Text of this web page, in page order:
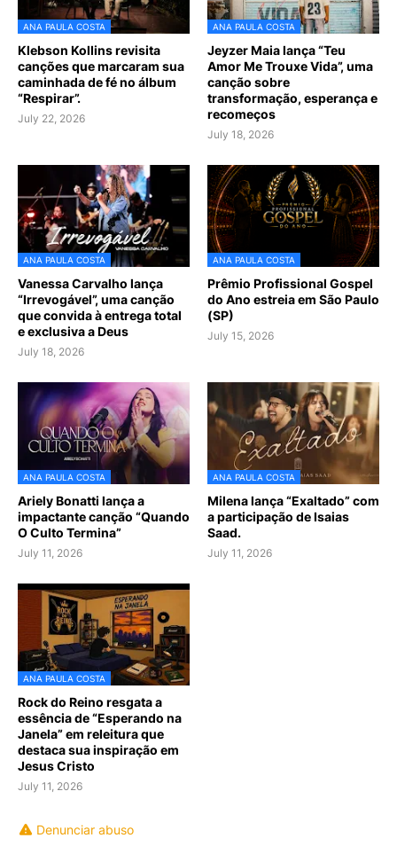
ANA PAULA COSTA
Klebson Kollins revisita
canções que marcaram sua
caminhada de fé no álbum
“Respirar”.
July 22, 2026
ANA PAULA COSTA
Jeyzer Maia lança “Teu
Amor Me Trouxe Vida”, uma
canção sobre
transformação, esperança e
recomeços
July 18, 2026
ANA PAULA COSTA
Vanessa Carvalho lança
“Irrevogável”, uma canção
que convida à entrega total
e exclusiva a Deus
July 18, 2026
ANA PAULA COSTA
Prêmio Profissional Gospel
do Ano estreia em São Paulo
(SP)
July 15, 2026
ANA PAULA COSTA
Ariely Bonatti lança a
impactante canção “Quando
O Culto Termina”
July 11, 2026
ANA PAULA COSTA
Milena lança “Exaltado” com
a participação de Isaias
Saad.
July 11, 2026
ANA PAULA COSTA
Rock do Reino resgata a
essência de “Esperando na
Janela” em releitura que
destaca sua inspiração em
Jesus Cristo
July 11, 2026
Denunciar abuso